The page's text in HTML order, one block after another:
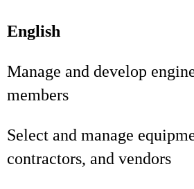
English
Manage and develop
members
Select and manage
contractors, and vendors